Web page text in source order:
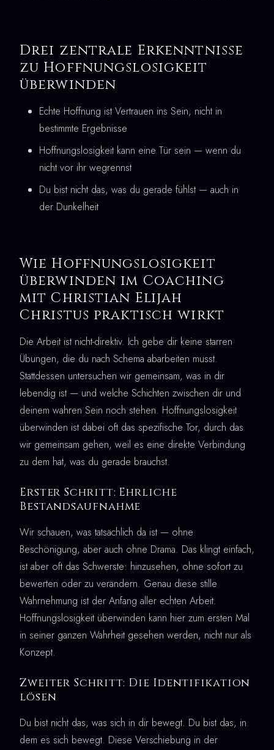
Drei zentrale Erkenntnisse
zu Hoffnungslosigkeit
überwinden
Echte Hoffnung ist Vertrauen ins Sein, nicht in
bestimmte Ergebnisse
Hoffnungslosigkeit kann eine Tür sein — wenn du
nicht vor ihr wegrennst
Du bist nicht das, was du gerade fühlst — auch in
der Dunkelheit
Wie Hoffnungslosigkeit
überwinden im Coaching
mit Christian Elijah
Christus praktisch wirkt
Die Arbeit ist nicht-direktiv. Ich gebe dir keine starren
Übungen, die du nach Schema abarbeiten musst.
Stattdessen untersuchen wir gemeinsam, was in dir
lebendig ist — und welche Schichten zwischen dir und
deinem wahren Sein noch stehen. Hoffnungslosigkeit
überwinden ist dabei oft das spezifische Tor, durch das
wir gemeinsam gehen, weil es eine direkte Verbindung
zu dem hat, was du gerade brauchst.
Erster Schritt: Ehrliche
Bestandsaufnahme
Wir schauen, was tatsächlich da ist — ohne
Beschönigung, aber auch ohne Drama. Das klingt einfach,
ist aber oft das Schwerste: hinzusehen, ohne sofort zu
bewerten oder zu verändern. Genau diese stille
Wahrnehmung ist der Anfang aller echten Arbeit.
Hoffnungslosigkeit überwinden kann hier zum ersten Mal
in seiner ganzen Wahrheit gesehen werden, nicht nur als
Konzept.
Zweiter Schritt: Die Identifikation
lösen
Du bist nicht das, was sich in dir bewegt. Du bist das, in
dem es sich bewegt. Diese Verschiebung in der